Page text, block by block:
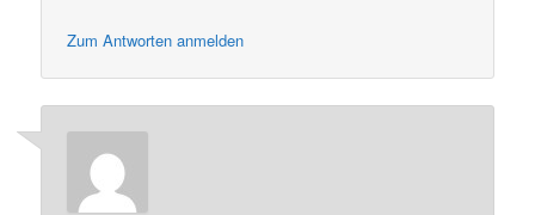
Zum Antworten anmelden